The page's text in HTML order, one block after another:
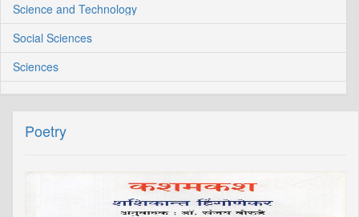
Science and Technology
Social Sciences
Sciences
Poetry